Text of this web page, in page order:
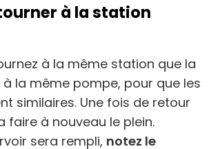
à la station
à la même station que la
la même pompe, pour que les
similaires. Une fois de retour
faire à nouveau le plein.
sera rempli, notez le